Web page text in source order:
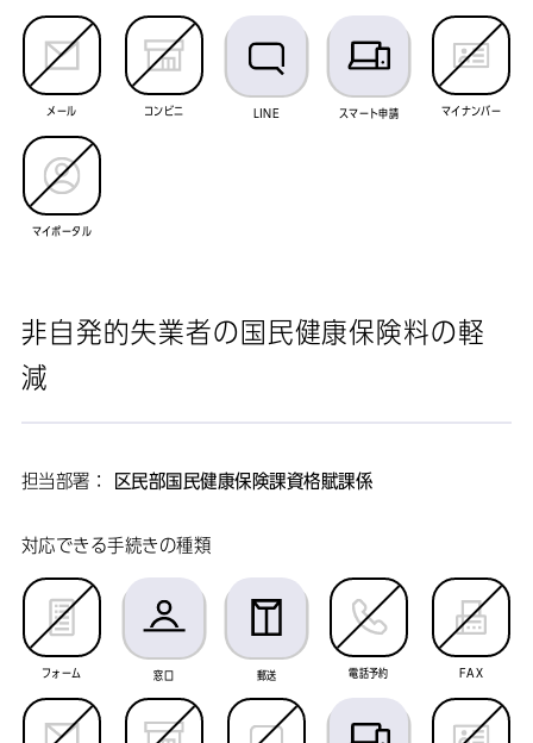
メール コンビニ LINE スマート申請 マイナンバー
マイポータル
非自発的失業者の国民健康保険料の軽
減
担当部署： 区民部国民健康保険課資格賦課係
対応できる手続きの種類
フォーム 窓口 郵送 電話予約 FAX